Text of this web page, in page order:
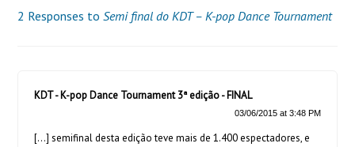
2 Responses toSemi final do KDT – K-pop Dance Tournament
KDT - K-pop Dance Tournament 3ª edição - FINAL
03/06/2015 at 3:48 PM
[…] semifinal desta edição teve mais de 1.400 espectadores, e